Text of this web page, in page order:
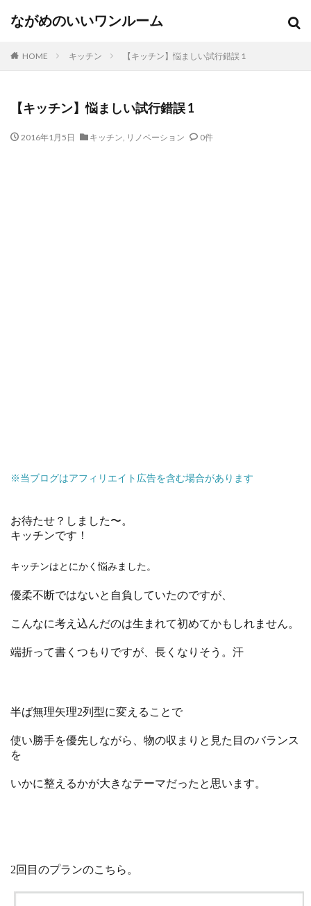
ながめのいいワンルーム
HOME キッチン 【キッチン】悩ましい試行錯誤 1
【キッチン】悩ましい試行錯誤 1
2016年1月5日 キッチン, リノベーション 0件
※当ブログはアフィリエイト広告を含む場合があります
お待たせ？しました〜。
キッチンです！
キッチンはとにかく悩みました。
優柔不断ではないと自負していたのですが、
こんなに考え込んだのは生まれて初めてかもしれません。
端折って書くつもりですが、長くなりそう。汗
半ば無理矢理2列型に変えることで
使い勝手を優先しながら、物の収まりと見た目のバランス
を
いかに整えるかが大きなテーマだったと思います。
2回目のプランのこちら。